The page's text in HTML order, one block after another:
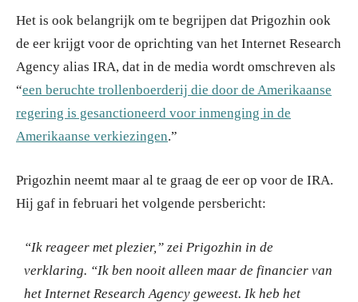
Het is ook belangrijk om te begrijpen dat Prigozhin ook
de eer krijgt voor de oprichting van het Internet Research
Agency alias IRA, dat in de media wordt omschreven als
“een beruchte trollenboerderij die door de Amerikaanse
regering is gesanctioneerd voor inmenging in de
Amerikaanse verkiezingen.”
Prigozhin neemt maar al te graag de eer op voor de IRA.
Hij gaf in februari het volgende persbericht:
“Ik reageer met plezier,” zei Prigozhin in de
verklaring. “Ik ben nooit alleen maar de financier van
het Internet Research Agency geweest. Ik heb het